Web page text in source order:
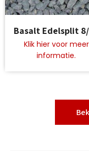
product
heeft
meerdere
Basalt Edelsplit